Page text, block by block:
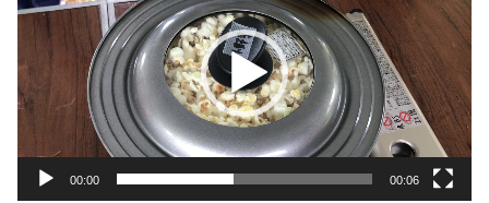
プ
ー
ヤ
00:00 00:06